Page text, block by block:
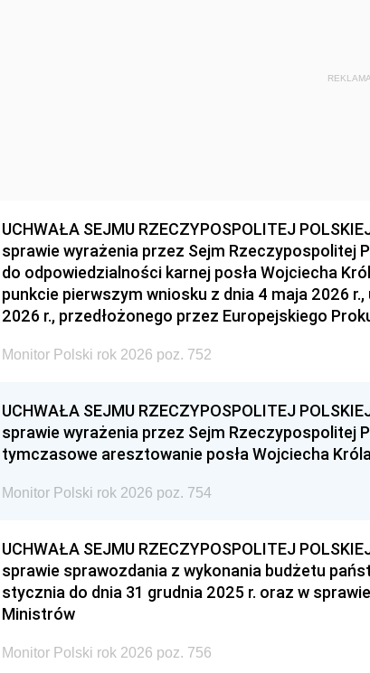
REKLAMA
UCHWAŁA SEJMU RZECZYPOSPOLITEJ
sprawie wyrażenia przez Sejm Rzeczypospolitej
do odpowiedzialności karnej posła Wojciecha
punkcie pierwszym wniosku z dnia 4 maja 2026
2026 r., przedłożonego przez Europejskiego
Monitor Polski rok 2026 poz. 752
UCHWAŁA SEJMU RZECZYPOSPOLITEJ
sprawie wyrażenia przez Sejm Rzeczypospolitej
tymczasowe aresztowanie posła Wojciecha
Monitor Polski rok 2026 poz. 754
UCHWAŁA SEJMU RZECZYPOSPOLITEJ
sprawie sprawozdania z wykonania budżetu
stycznia do dnia 31 grudnia 2025 r. oraz w
Ministrów
Monitor Polski rok 2026 poz. 756